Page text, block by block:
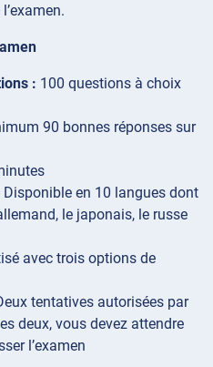
: 100 questions à choix
90 bonnes réponses sur
Disponible en 10 langues dont
le japonais, le russe
avec trois options de
tentatives autorisées par
deux, vous devez attendre
l’examen